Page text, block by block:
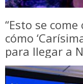
“Esto se
cómo
para llegar a